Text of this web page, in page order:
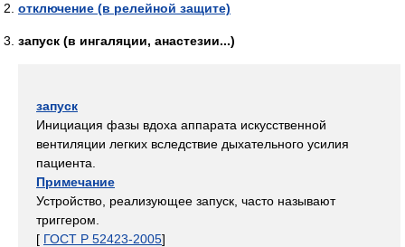
отключение (в релейной защите)
запуск (в ингаляции, анастезии...)
запуск
Инициация фазы вдоха аппарата искусственной
вентиляции легких вследствие дыхательного усилия
пациента.
Примечание
Устройство, реализующее запуск, часто называют
триггером.
[ ГОСТ Р 52423-2005]